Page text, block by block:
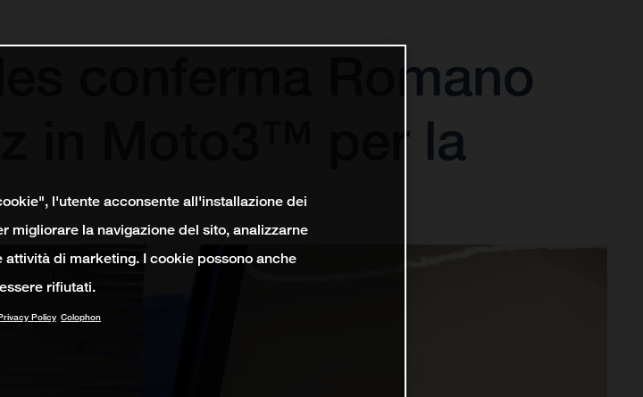
conferma Romano
in Moto3™ per la
l'utente acconsente all'installazione dei
migliorare la navigazione del sito, analizzarne
di marketing. I cookie possono anche
essere rifiutati.
Policy Colophon